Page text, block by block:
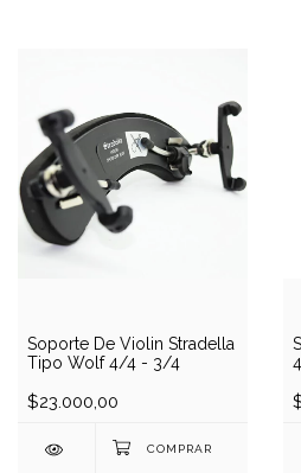
Soporte De Violin Stradella
Tipo Wolf 4/4 - 3/4
$23.000,00